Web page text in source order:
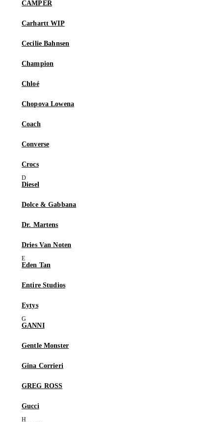
CAMPER
Carhartt WIP
Cecilie Bahnsen
Champion
Chloé
Chopova Lowena
Coach
Converse
Crocs
Diesel
Dolce & Gabbana
Dr. Martens
Dries Van Noten
Eden Tan
Entire Studios
Eytys
GANNI
Gentle Monster
Gina Corrieri
GREG ROSS
Gucci